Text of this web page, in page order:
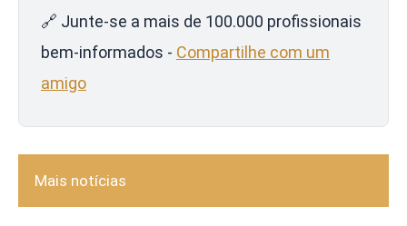
🔗 Junte-se a mais de 100.000 profissionais
bem-informados - Compartilhe com um
amigo
Mais notícias